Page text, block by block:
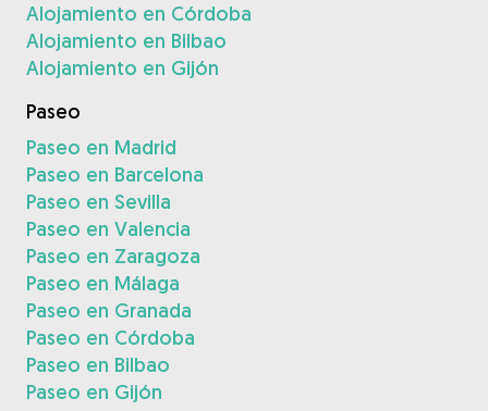
Alojamiento en Córdoba
Alojamiento en Bilbao
Alojamiento en Gijón
Paseo
Paseo en Madrid
Paseo en Barcelona
Paseo en Sevilla
Paseo en Valencia
Paseo en Zaragoza
Paseo en Málaga
Paseo en Granada
Paseo en Córdoba
Paseo en Bilbao
Paseo en Gijón